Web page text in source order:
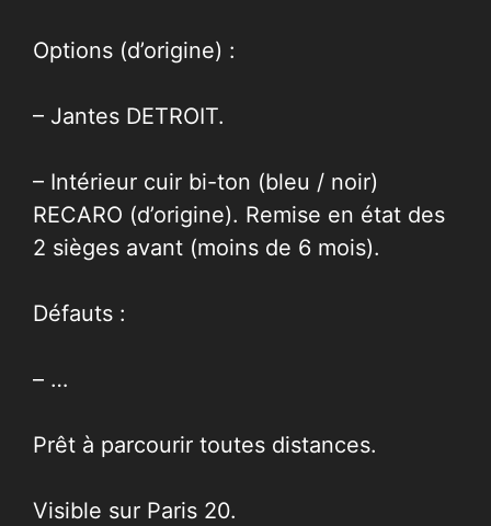
Options (d’origine) :
– Jantes DETROIT.
– Intérieur cuir bi-ton (bleu / noir)
RECARO (d’origine). Remise en état des
2 sièges avant (moins de 6 mois).
Défauts :
– …
Prêt à parcourir toutes distances.
Visible sur Paris 20.